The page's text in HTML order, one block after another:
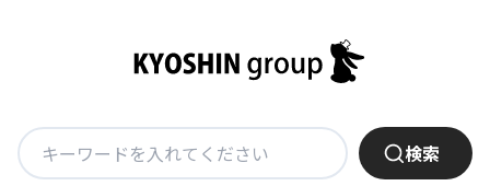
検
索:
検索